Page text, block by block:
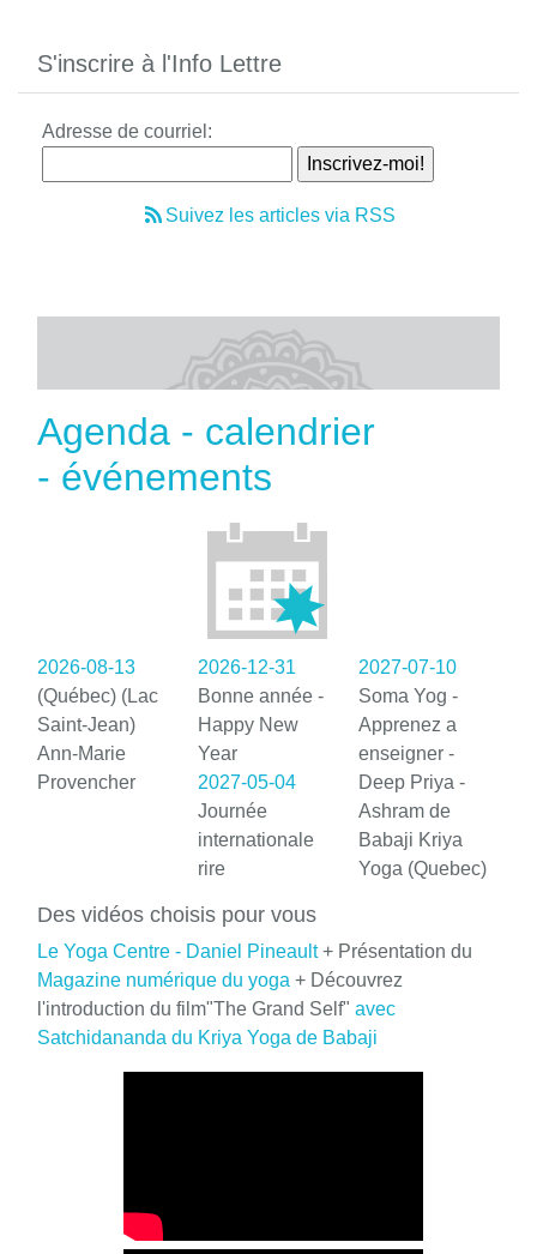
S'inscrire à l'Info Lettre
Adresse de courriel:
Suivez les articles via RSS
Agenda - calendrier
- événements
2026-08-13
(Québec) (Lac
Saint-Jean)
Ann-Marie
Provencher
2026-12-31
Bonne année -
Happy New
Year
2027-05-04
Journée
internationale
rire
2027-07-10
Soma Yog -
Apprenez a
enseigner -
Deep Priya -
Ashram de
Babaji Kriya
Yoga (Quebec)
Des vidéos choisis pour vous
Le Yoga Centre - Daniel Pineault+ Présentation du
Magazine numérique du yoga + Découvrez
l'introduction du film"The Grand Self" avec
Satchidananda du Kriya Yoga de Babaji